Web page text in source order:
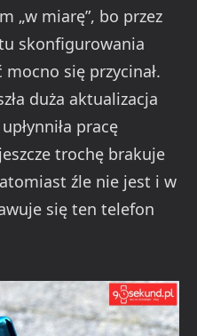
„w miarę”, bo przez
skonfigurowania
się przycinał.
duża aktualizacja
pracę
trochę brakuje
źle nie jest i w
się ten telefon